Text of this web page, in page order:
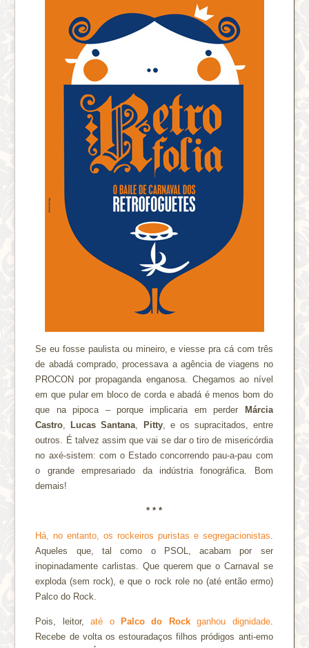
Se eu fosse paulista ou mineiro, e viesse pra cá com três
de abadá comprado, processava a agência de viagens no
PROCON por propaganda enganosa. Chegamos ao nível
em que pular em bloco de corda e abadá é menos bom do
que na pipoca – porque implicaria em perder
Márcia
Castro
Lucas Santana Pitty, e os supracitados, entre
outros. É talvez assim que vai se dar o tiro de misericórdia
no axé-sistem: com o Estado concorrendo pau-a-pau com
o grande empresariado da indústria fonográfica. Bom
demais!
* * *
Há, no entanto, os rockeiros puristas e segregacionistas
Aqueles que, tal como o PSOL, acabam por ser
inopinadamente carlistas. Que querem que o Carnaval se
exploda (sem rock), e que o rock role no (até então ermo)
Palco do Rock.
Pois, leitor,até o Palco do Rockganhou dignidade.
Recebe de volta os estouradaços filhos pródigos anti-emo